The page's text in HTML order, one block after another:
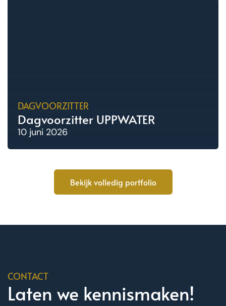
DAGVOORZITTER
Dagvoorzitter UPPWATER
10 juni 2026
Bekijk volledig portfolio
CONTACT
Laten we kennismaken!